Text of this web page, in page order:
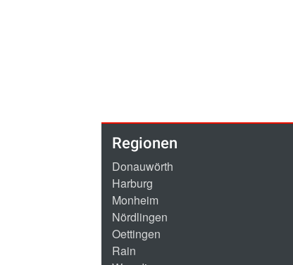
Regionen
Donauwörth
Harburg
Monheim
Nördlingen
Oettingen
Rain